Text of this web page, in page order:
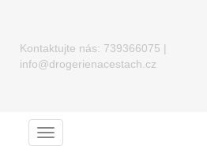
Kontaktujte nás: 739366075 |
info@drogerienacestach.cz
Menu